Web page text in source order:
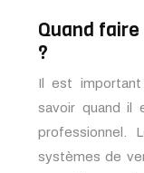
Quand
?
Il est
savoir quand il
professionnel.
systèmes de